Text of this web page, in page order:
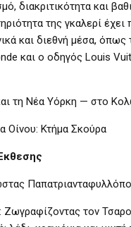
διακριτικότητα και
της γκαλερί έχει
και διεθνή μέσα, όπως
και ο οδηγός Louis
τη Νέα Υόρκη — στο
Οίνου: Κτήμα Σκούρα
Ζωγραφίζοντας τον